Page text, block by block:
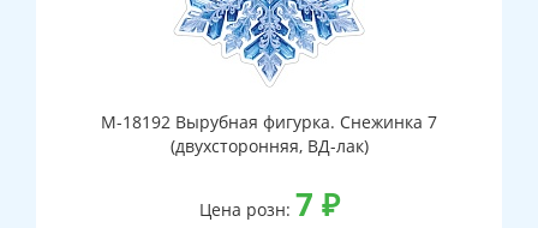
М-18192 Вырубная фигурка. Снежинка 7
(двухсторонняя, ВД-лак)
Цена розн: 7 ₽